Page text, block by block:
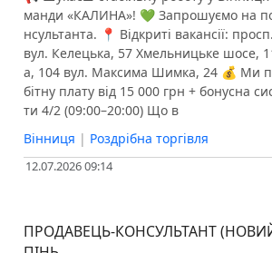
манди «КАЛИНА»! 💚 Запрошуємо на
нсультанта. 📍 Відкриті вакансії:
вул. Келецька, 57 Хмельницьке шосе,
а, 104 вул. Максима Шимка, 24 💰 Ми
бітну плату від 15 000 грн + бонусна
ти 4/2 (09:00–20:00) Що в
Вінниця | Роздрібна торгівля
12.07.2026 09:14
ПРОДАВЕЦЬ-КОНСУЛЬТАНТ